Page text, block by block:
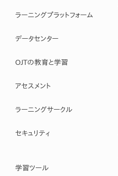
ラーニングプラットフォーム
データセンター
OJTの教育と学習
アセスメント
ラーニングサークル
セキュリティ
学習ツール